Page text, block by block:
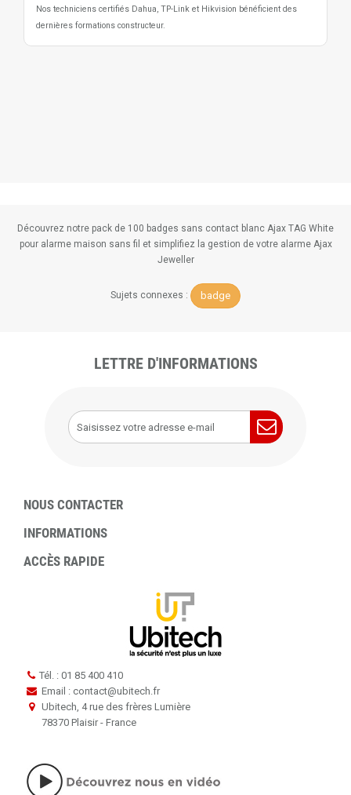
Nos techniciens certifiés Dahua, TP-Link et Hikvision bénéficient des
dernières formations constructeur.
Découvrez notre pack de 100 badges sans contact blanc Ajax TAG White
pour alarme maison sans fil et simplifiez la gestion de votre alarme Ajax
Jeweller
Sujets connexes : badge
LETTRE D'INFORMATIONS
NOUS CONTACTER
INFORMATIONS
ACCÈS RAPIDE
Tél. : 01 85 400 410
Email : contact@ubitech.fr
Ubitech, 4 rue des frères Lumière
78370 Plaisir - France